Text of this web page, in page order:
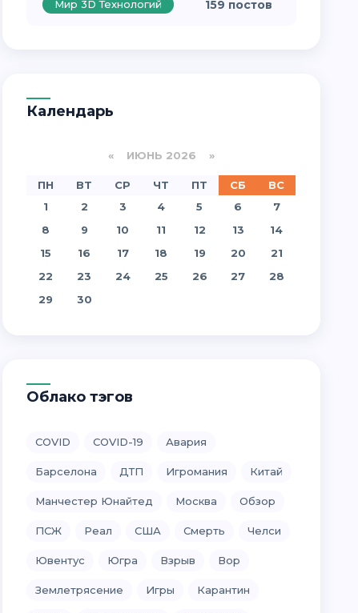
Мир 3D Технологий 159 постов
Календарь
«ИЮНЬ 2026 »
ПН ВТ СР ЧТ ПТ СБ
ВС
1
2 3 4 5 6
7
8
9 10 11 12 13
14
15
16 17 18 19 20
21
22
23 24 25 26 27
28
29
30
Облако тэгов
COVID COVID-19 Авария
Барселона ДТП Игромания Китай
Манчестер Юнайтед Москва Обзор
ПСЖ Реал США Смерть Челси
Ювентус Югра Взрыв Вор
Землетрясение Игры Карантин